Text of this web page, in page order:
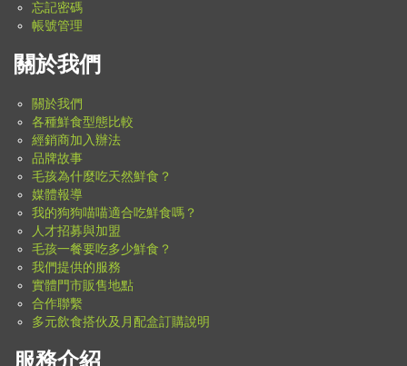
忘記密碼
帳號管理
關於我們
關於我們
各種鮮食型態比較
經銷商加入辦法
品牌故事
毛孩為什麼吃天然鮮食？
媒體報導
我的狗狗喵喵適合吃鮮食嗎？
人才招募與加盟
毛孩一餐要吃多少鮮食？
我們提供的服務
實體門市販售地點
合作聯繫
多元飲食搭伙及月配盒訂購說明
服務介紹